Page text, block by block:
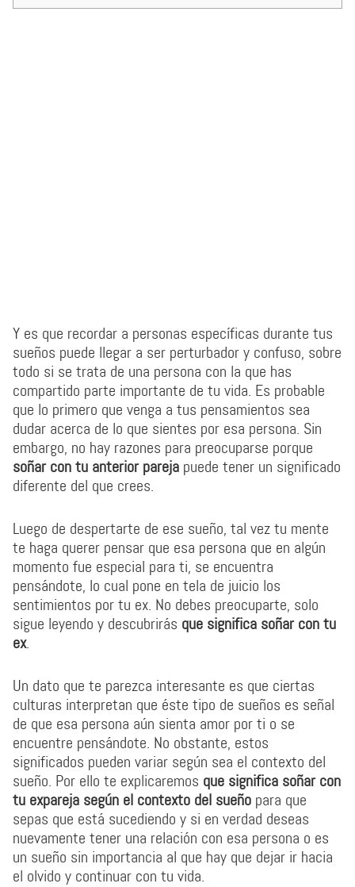
Y es que recordar a personas específicas durante tus
sueños puede llegar a ser perturbador y confuso, sobre
todo si se trata de una persona con la que has
compartido parte importante de tu vida. Es probable
que lo primero que venga a tus pensamientos sea
dudar acerca de lo que sientes por esa persona. Sin
embargo, no hay razones para preocuparse porque
soñar con tu anterior pareja puede tener un significado
diferente del que crees.
Luego de despertarte de ese sueño, tal vez tu mente
te haga querer pensar que esa persona que en algún
momento fue especial para ti, se encuentra
pensándote, lo cual pone en tela de juicio los
sentimientos por tu ex. No debes preocuparte, solo
sigue leyendo y descubrirás que significa soñar con tu
ex.
Un dato que te parezca interesante es que ciertas
culturas interpretan que éste tipo de sueños es señal
de que esa persona aún sienta amor por ti o se
encuentre pensándote. No obstante, estos
significados pueden variar según sea el contexto del
sueño. Por ello te explicaremos que significa soñar con
tu expareja según el contexto del sueño para que
sepas que está sucediendo y si en verdad deseas
nuevamente tener una relación con esa persona o es
un sueño sin importancia al que hay que dejar ir hacia
el olvido y continuar con tu vida.